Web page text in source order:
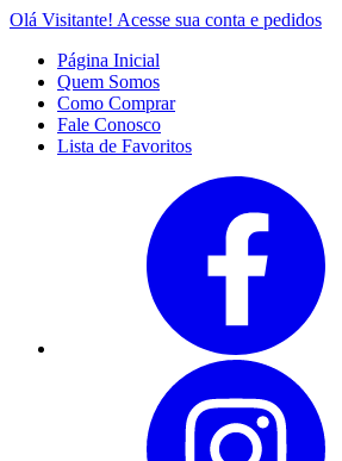
Olá Visitante! Acesse sua conta e pedidos
Página Inicial
Quem Somos
Como Comprar
Fale Conosco
Lista de Favoritos